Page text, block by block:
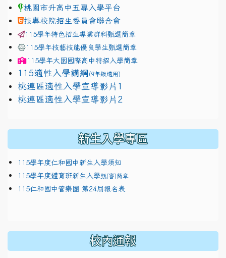
桃園市升高中五專入學平台
技專校院招生委員會聯合會
115學年特色招生專業群科甄選簡章
115學年技藝技能優良學生甄選簡章
115學年大園國際高中特招入學簡章
115適性入學講綱 (9年級適用)
link to https://docs.google.com/presentation/d/
桃連區適性入學宣導影片1
link to https://docs.google.com/presentation/d/
桃連區適性入學宣導影片2
新生入學專區
115學年度仁和國中新生入學須知
115學年度體育班新生入學甄(審)簡章
115仁和國中管樂團 第24屆報名表
校內通報